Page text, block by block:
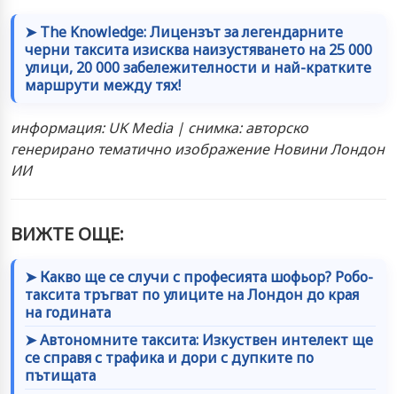
➤ The Knowledge: Лицензът за легендарните
черни таксита изисква наизустяването на 25 000
улици, 20 000 забележителности и най-кратките
маршрути между тях!
информация: UK Media | снимка: авторско
генерирано тематично изображение Новини Лондон
ИИ
ВИЖТЕ ОЩЕ:
➤ Какво ще се случи с професията шофьор? Робо-
таксита тръгват по улиците на Лондон до края
на годината
➤ Автономните таксита: Изкуствен интелект ще
се справя с трафика и дори с дупките по
пътищата